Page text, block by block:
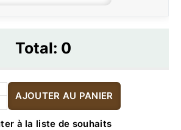
Total: 0
AJOUTER AU PANIER
à la liste de souhaits